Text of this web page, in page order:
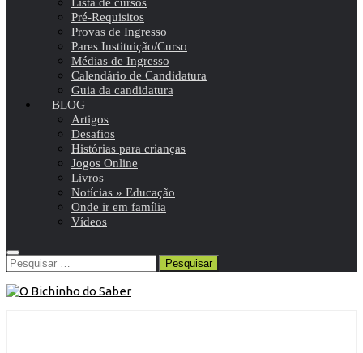
Pré-Requisitos
Provas de Ingresso
Pares Instituição/Curso
Médias de Ingresso
Calendário de Candidatura
Guia da candidatura
BLOG
Artigos
Desafios
Histórias para crianças
Jogos Online
Livros
Notícias » Educação
Onde ir em família
Vídeos
Pesquisar
por: